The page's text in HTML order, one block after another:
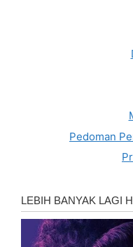
Pedoman